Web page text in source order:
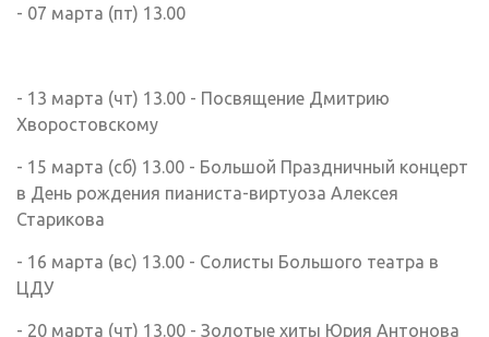
- 07 марта (пт) 13.00
- 13 марта (чт) 13.00 - Посвящение Дмитрию
Хворостовскому
- 15 марта (сб) 13.00 - Большой Праздничный концерт
в День рождения пианиста-виртуоза Алексея
Старикова
- 16 марта (вс) 13.00 - Солисты Большого театра в
ЦДУ
- 20 марта (чт) 13.00 - Золотые хиты Юрия Антонова